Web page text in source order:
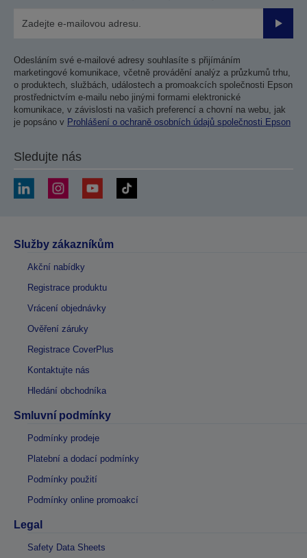
Odesláním své e-mailové adresy souhlasíte s přijímáním
marketingové komunikace, včetně provádění analýz a průzkumů trhu,
o produktech, službách, událostech a promoakcích společnosti Epson
prostřednictvím e-mailu nebo jinými formami elektronické
komunikace, v závislosti na vašich preferencí a chovní na webu, jak
je popsáno v Prohlášení o ochraně osobních údajů společnosti Epson
Sledujte nás
Služby zákazníkům
Akční nabídky
Registrace produktu
Vrácení objednávky
Ověření záruky
Registrace CoverPlus
Kontaktujte nás
Hledání obchodníka
Smluvní podmínky
Podmínky prodeje
Platební a dodací podmínky
Podmínky použití
Podmínky online promoakcí
Legal
Safety Data Sheets